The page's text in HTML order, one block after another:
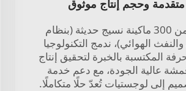
متقدمة وحجم إنتاج موثوق
بتشغيل أكثر من 300 ماكينة نسيج حديثة (بنظام
الهوائي)، ندمج التكنولوجيا
المكتسبة بالخبرة لتحقيق إنتاج
عالية الجودة، مع دعم خدمة
إلى لوجستيات تُعدّ حلًا متكاملًا.